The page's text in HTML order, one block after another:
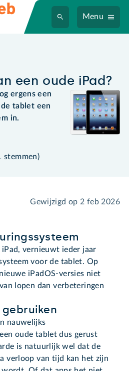
Menu
een oude iPad?
ergens een
tablet een
in.
stemmen)
Gewijzigd op2 feb 2026
vernieuwt ieder jaar
voor de tablet. Op
iPadOS-versies niet
lopen dan verbeteringen
nauwelijks
oude tablet dus gerust
is natuurlijk wel dat de
verloop van tijd kan het zijn